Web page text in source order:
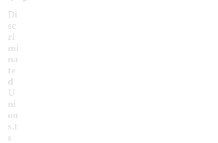
Di
sc
ri
mi
na
te
d
U
ni
on
s.t
s